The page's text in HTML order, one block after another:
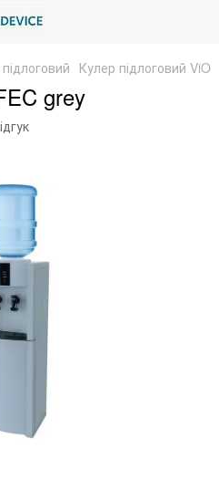
Кулер підлоговий ViO
grey